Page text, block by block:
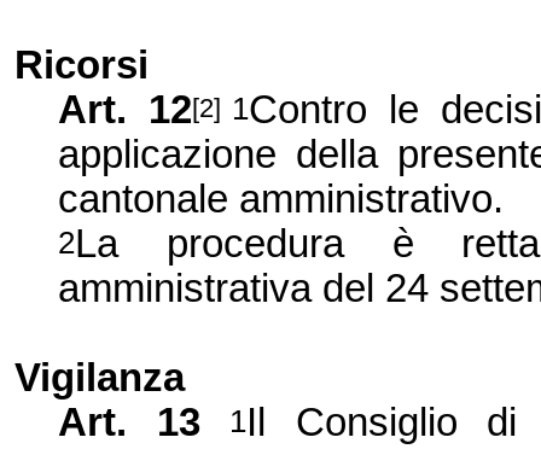
Ricorsi
Art. 12[2] 1Contro le
applicazione della
cantonale amministrativo.
2La procedura è
amministrativa del 24
Vigilanza
Art. 13
1Il Consiglio di